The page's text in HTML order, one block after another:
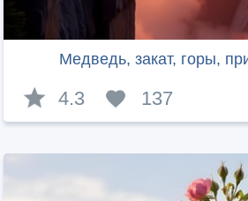
Медведь, закат, горы,
4.3 137